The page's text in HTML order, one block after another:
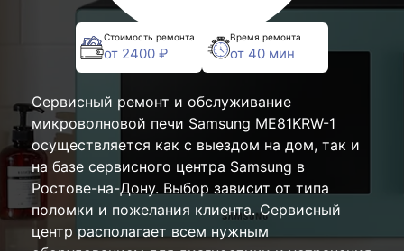
Стоимость ремонта
от 2400 ₽
Время ремонта
от 40 мин
Сервисный ремонт и обслуживание
микроволновой печи Samsung ME81KRW-1
осуществляется как с выездом на дом, так и
на базе сервисного центра Samsung в
Ростове-на-Дону. Выбор зависит от типа
поломки и пожелания клиента. Сервисный
центр располагает всем нужным